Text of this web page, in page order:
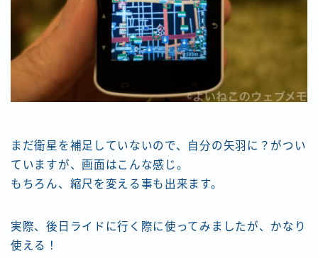
まだ衛星を補足していないので、自分の矢羽に？がつい
ていますが、画面はこんな感じ。
もちろん、縮尺を変える事も出来ます。
実際、後日ライドに行く際に使ってみましたが、かなり
使える！